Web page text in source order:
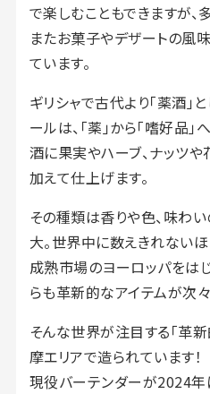
で楽しむこともできますが、
またお菓子やデザートの風
ています。
ギリシャで古代より「薬酒」
ールは、「薬」から「嗜好品
酒に果実やハーブ、ナッツ
加えて仕上げます。
その種類は香りや色、味わ
大。世界中に数えきれない
成熟市場のヨーロッパをは
らも革新的なアイテムが次
そんな世界が注目する「革
摩エリアで造られています
現役バーテンダーが2024年